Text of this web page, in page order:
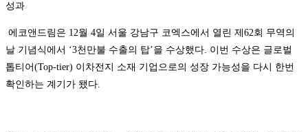
성과
에코앤드림은 12월 4일 서울 강남구 코엑스에서 열린 제62회 무역의
날 기념식에서 ‘3천만불 수출의 탑’을 수상했다. 이번 수상은 글로벌
톱티어(Top-tier) 이차전지 소재 기업으로의 성장 가능성을 다시 한번
확인하는 계기가 됐다.